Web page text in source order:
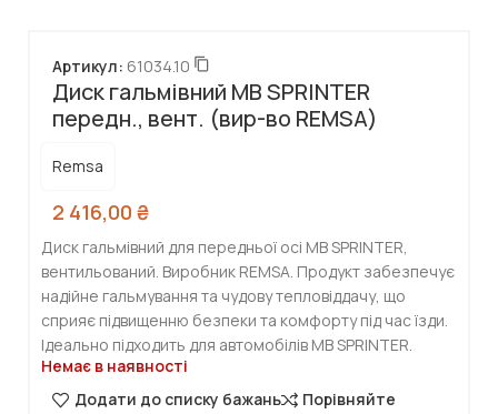
Диск гальмівний MB SPRINTER
передн., вент. (вир-во REMSA)
Артикул: 61034.10
Remsa
2 416,00 ₴
Диск гальмівний для передньої осі MB SPRINTER,
вентильований. Виробник REMSA. Продукт забезпечує
надійне гальмування та чудову тепловіддачу, що
сприяє підвищенню безпеки та комфорту під час їзди.
Ідеально підходить для автомобілів MB SPRINTER.
Немає в наявності
Додати до списку бажань
Порівняйте